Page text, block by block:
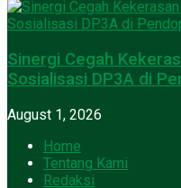
Sinergi Cegah
Sosialisasi DP3A di
August 1, 2026
Home
Tentang Kami
Redaksi